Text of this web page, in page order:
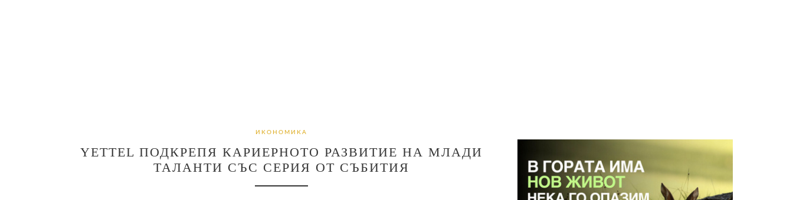
ИКОНОМИКА
YETTEL ПОДКРЕПЯ КАРИЕРНОТО РАЗВИТИЕ НА МЛАДИ
ТАЛАНТИ СЪС СЕРИЯ ОТ СЪБИТИЯ